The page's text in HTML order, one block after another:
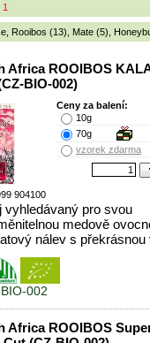
1
Rooibos (13) Mate (5)
Africa ROOIBOS
BIO-002)
904100
Ceny za balení:
10g
70g
vzorek zdarma
vyhledávaný pro svou
medově
nálev s překrásnou
002
Africa ROOIBOS